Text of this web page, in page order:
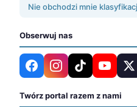
Nie obchodzi mnie
Obserwuj nas
Twórz portal razem z nami